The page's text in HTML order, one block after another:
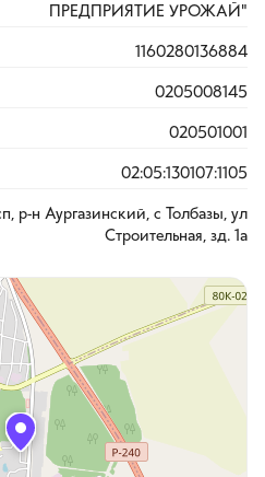
ПРЕДПРИЯТИЕ УРОЖАЙ"
1160280136884
0205008145
020501001
02:05:130107:1105
р-н Аургазинский, с Толбазы, ул
Строительная, зд. 1а